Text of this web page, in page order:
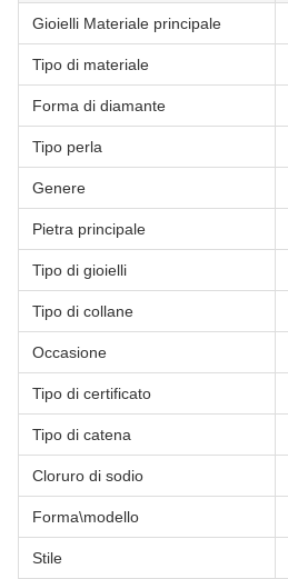
Gioielli Materiale principale
Tipo di materiale
Forma di diamante
Tipo perla
Genere
Pietra principale
Tipo di gioielli
Tipo di collane
Occasione
Tipo di certificato
Tipo di catena
Cloruro di sodio
Forma\modello
Stile